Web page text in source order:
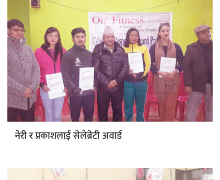
नेरी रप्रकाशलाई सेलेब्रेटी अवार्ड